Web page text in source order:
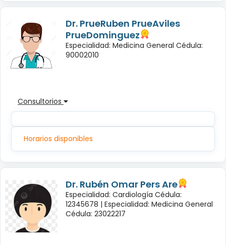
Dr. PrueRuben PrueAviles
PrueDominguez
Especialidad: Medicina General Cédula:
90002010
Consultorios
Horarios disponibles
Dr. Rubén Omar Pers Are
Especialidad: Cardiología Cédula:
12345678 | Especialidad: Medicina General
Cédula: 23022217